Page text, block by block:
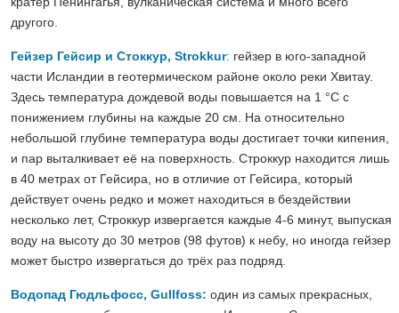
другого.
Гейзер Гейсир и Стоккур, Strokkur: гейзер в юго-западной
части Исландии в геотермическом районе около реки Хвитау.
Здесь температура дождевой воды повышается на 1 °C с
понижением глубины на каждые 20 см. На относительно
небольшой глубине температура воды достигает точки кипения,
и пар выталкивает её на поверхность. Строккур находится лишь
в 40 метрах от Гейсира, но в отличие от Гейсира, который
действует очень редко и может находиться в бездействии
несколько лет, Строккур извергается каждые 4-6 минут, выпуская
воду на высоту до 30 метров (98 футов) к небу, но иногда гейзер
может быстро извергаться до трёх раз подряд.
Водопад Гюдльфосс, Gullfoss: один из самых прекрасных,